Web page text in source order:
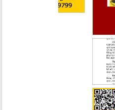
với Tập đoàn Bưu chính Viễn thông
Đắk Lắk về phát triển nhân lực y tế
Tập huấn ứng dụng trí tuệ nhân tạo (AI)
trong thương mại điện tử năm 2026